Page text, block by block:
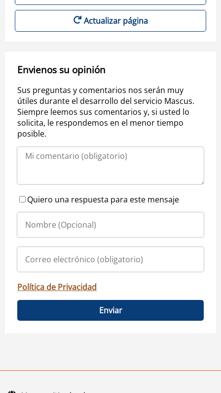
Actualizar página
Envienos su opinión
Sus preguntas y comentarios nos serán muy
útiles durante el desarrollo del servicio Mascus.
Siempre leemos sus comentarios y, si usted lo
solicita, le respondemos en el menor tiempo
posible.
Quiero una respuesta para este mensaje
Política de Privacidad
Enviar